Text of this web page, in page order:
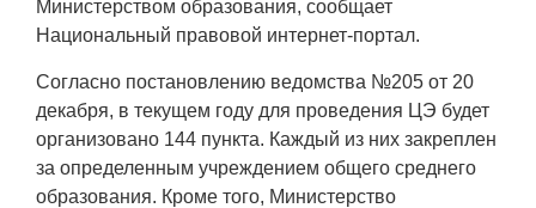
Министерством образования, сообщает
Национальный правовой интернет-портал.
Согласно постановлению ведомства №205 от 20
декабря, в текущем году для проведения ЦЭ будет
организовано 144 пункта. Каждый из них закреплен
за определенным учреждением общего среднего
образования. Кроме того, Министерство